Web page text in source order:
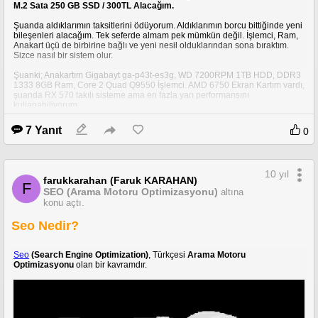
Bazı firmaların özelliklerinde Paylaşımlı yazdığını görebilirsiniz. Hosting
başına bir limit koyulmadığını, tüm hosting lerin sunucunun gücünü ortak
kullandığını belirtmektedir.
Bu, özellik/detay olsa daha iyi olurdu dediğiniz olursa yorum yaparsanız
yada iletişime geçerseniz listeye ekleyebilirim. Aynı şekilde eklemek
istediğiniz firma olursa benim düşünmediğim ve kurumsal bir firma ise
listeye ekleyebilirim.
*Site/ Domain Sayısı
*Aylık Trafik Limiti
*E-Posta Disk Alanı ( Toplam yada E-Posta başına)
*İşlemci / CPU Core
*Bellek / RAM Boyutu
M.2 Sata 250 GB SSD / 300TL Alacağım.
Şuanda aldıklarımın taksitlerini ödüyorum. Aldıklarımın borcu bittiğinde yeni
bileşenleri alacağım. Tek seferde almam pek mümkün değil. İşlemci, Ram,
Anakart üçü de birbirine bağlı ve yeni nesil olduklarından sona bıraktım.
Sizce nasıl bir sistem olur.
Şuanki; Anakartım Gigabayt ga-p43t-es3g, WD 7200RPM 1TB HDD, DDR3
1333 8GB Ram, Core 2 Quad Q9550 İşlemci. AMD 6750 Ekran Kartım vardı,
şuanda RX 570 takılı sisteme ama en fazla yarı performansını
7 Yanıt 0
F
farukkarahan (Faruk KARAHAN)
SEO (Arama Motoru Optimizasyonu) altına
konu açtı.
10 yıl
Seo Nedir?
Seo (Search Engine Optimization) , Türkçesi Arama Motoru
Optimizasyonu olan bir kavramdır.